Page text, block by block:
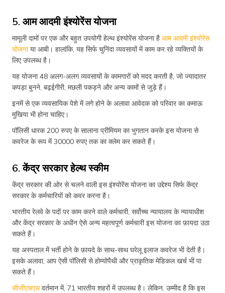
5. आम आदमी इंश्योरेंस योजना
मामूली दामों पर एक और बहुत उपयोगी हेल्थ इंश्योरेंस योजना है आम आदमी इंश्योरेंस
योजनाया आबी। हालांकि, यह सिर्फ चुनिंदा व्यवसायों में काम कर रहे व्यक्तियों के
लिए उपलब्ध है।
यह योजना 48 अलग-अलग व्यवसायों के कामगारों को मदद करती है, जो ज्यादातर
कपड़ा बुनने, बढ़ईगीरी, मछली पकड़ने और अन्य कामों से जुड़े हैं।
इनमें से एक व्यवसायिक पेशे में लगे होने के अलावा आवेदक को परिवार का कमाऊ
मुखिया भी होना चाहिए।
पॉलिसी धारक 200 रुपए के सालाना प्रीमियम का भुगतान करके इस योजना से
कवरेज के रूप में 30000 रुपए तक का क्लेम कर सकते हैं।
6. केंद्र सरकार हेल्थ स्कीम
केंद्र सरकार की ओर से चलने वाली इस इंश्योरेंस योजना का उद्देश्य सिर्फ केंद्र
सरकार के कर्मचारियों को कवर करना है।
भारतीय रेलवे के पदों पर काम करने वाले कर्मचारी, सर्वोच्च न्यायालय के न्यायाधीश
और केंद्र सरकार के अधीन ऐसे अन्य महत्वपूर्ण कर्मचारी इस योजना का फ़ायदा उठा
सकते हैं।
यह अस्पताल में भर्ती होने के फ़ायदे के साथ-साथ घरेलू इलाज कवरेज भी देती है।
इसके अलावा, आप ऐसी पॉलिसी से होम्योपैथी और प्राकृतिक मेडिकल खर्च भी पा
सकते हैं।
सीजीएचएसवर्तमान में, 71 भारतीय शहरों में उपलब्ध है। लेकिन, उम्मीद है कि इस